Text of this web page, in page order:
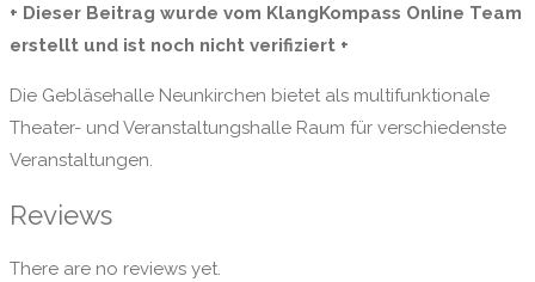
+ Dieser Beitrag wurde vom KlangKompass Online Team
erstellt und ist noch nicht verifiziert +
Die Gebläsehalle Neunkirchen bietet als multifunktionale
Theater- und Veranstaltungshalle Raum für verschiedenste
Veranstaltungen.
Reviews
There are no reviews yet.